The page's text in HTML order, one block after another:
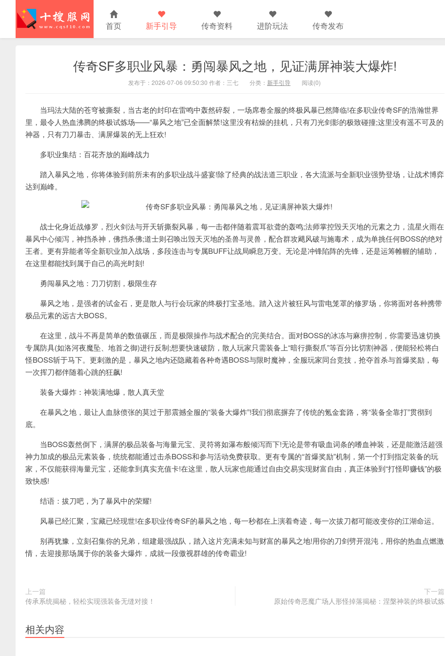
首页 新手引导 传奇资料 进阶玩法 传奇发布
传奇SF多职业风暴：勇闯暴风之地，见证满屏神装大爆炸!
发布于：2026-07-06 09:50:30 作者：三七 分类： 新手引导 阅读(0)
当玛法大陆的苍穹被撕裂，当古老的封印在雷鸣中轰然碎裂，一场席卷全服的终极风暴已然降临!在多职业传奇SF的浩瀚世界
里，最令人热血沸腾的终极试炼场——“暴风之地”已全面解禁!这里没有枯燥的挂机，只有刀光剑影的极致碰撞;这里没有遥不可及的
神器，只有刀刀暴击、满屏爆装的无上狂欢!
多职业集结：百花齐放的巅峰战力
踏入暴风之地，你将体验到前所未有的多职业战斗盛宴!除了经典的战法道三职业，各大流派与全新职业强势登场，让战术博弈
达到巅峰。
战士化身近战修罗，烈火剑法与开天斩撕裂风暴，每一击都伴随着震耳欲聋的轰鸣;法师掌控毁天灭地的元素之力，流星火雨在
暴风中心倾泻，神挡杀神，佛挡杀佛;道士则召唤出毁天灭地的圣兽与灵兽，配合群攻飓风破与施毒术，成为单挑任何BOSS的绝对
王者。更有异能者等全新职业加入战场，多段连击与专属BUFF让战局瞬息万变。无论是冲锋陷阵的先锋，还是运筹帷幄的辅助，
在这里都能找到属于自己的高光时刻!
勇闯暴风之地：刀刀切割，极限生存
暴风之地，是强者的试金石，更是散人与行会玩家的终极打宝圣地。踏入这片被狂风与雷电笼罩的修罗场，你将面对各种携带
极品元素的远古大BOSS。
在这里，战斗不再是简单的数值碾压，而是极限操作与战术配合的完美结合。面对BOSS的冰冻与麻痹控制，你需要迅速切换
专属防具(如洛河夜魔坠、地首之御)进行反制;想要快速破防，散人玩家只需装备上“暗行撕裂爪”等百分比切割神器，便能轻松将白
怪BOSS斩于马下。更刺激的是，暴风之地内还隐藏着各种奇遇BOSS与限时魔神，全服玩家同台竞技，抢夺首杀与首爆奖励，每
一次挥刀都伴随着心跳的狂飙!
装备大爆炸：神装满地爆，散人真天堂
在暴风之地，最让人血脉偾张的莫过于那震撼全服的“装备大爆炸”!我们彻底摒弃了传统的氪金套路，将“装备全靠打”贯彻到
底。
当BOSS轰然倒下，满屏的极品装备与海量元宝、灵符将如瀑布般倾泻而下!无论是带有吸血词条的嗜血神装，还是能激活超强
神力加成的极品元素装备，统统都能通过击杀BOSS和参与活动免费获取。更有专属的“首爆奖励”机制，第一个打到指定装备的玩
家，不仅能获得海量元宝，还能拿到真实充值卡!在这里，散人玩家也能通过自由交易实现财富自由，真正体验到“打怪即赚钱”的极
致快感!
结语：拔刀吧，为了暴风中的荣耀!
风暴已经汇聚，宝藏已经现世!在多职业传奇SF的暴风之地，每一秒都在上演着奇迹，每一次拔刀都可能改变你的江湖命运。
别再犹豫，立刻召集你的兄弟，组建最强战队，踏入这片充满未知与财富的暴风之地!用你的刀剑劈开混沌，用你的热血点燃激
情，去迎接那场属于你的装备大爆炸，成就一段傲视群雄的传奇霸业!
上一篇
传承系统揭秘，轻松实现强装备无缝对接！
下一篇
原始传奇恶魔广场人形怪掉落揭秘：涅槃神装的终极试炼
相关内容